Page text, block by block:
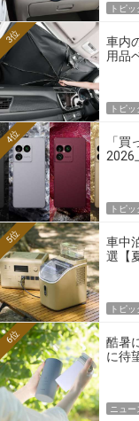
トピッ
車内
用品
3位
トピッ
「
2026
4位
トピッ
車中
選【
5位
トピッ
酷暑
に待
6位
ニュー